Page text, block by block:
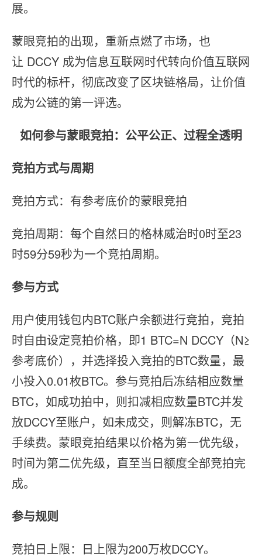
展。
蒙眼竞拍的出现，重新点燃了市场，也
让 DCCY 成为信息互联网时代转向价值互联网
时代的标杆，彻底改变了区块链格局，让价值
成为公链的第一评选。
如何参与蒙眼竞拍：公平公正、过程全透明
竞拍方式与周期
竞拍方式：有参考底价的蒙眼竞拍
竞拍周期：每个自然日的格林威治时0时至23
时59分59秒为一个竞拍周期。
参与方式
用户使用钱包内BTC账户余额进行竞拍，竞拍
时自由设定竞拍价格，即1 BTC=N DCCY（N≥
参考底价），并选择投入竞拍的BTC数量，最
小投入0.01枚BTC。参与竞拍后冻结相应数量
BTC，如成功拍中，则扣减相应数量BTC并发
放DCCY至账户，如未成交，则解冻BTC，无
手续费。蒙眼竞拍结果以价格为第一优先级，
时间为第二优先级，直至当日额度全部竞拍完
成。
参与规则
竞拍日上限：日上限为200万枚DCCY。